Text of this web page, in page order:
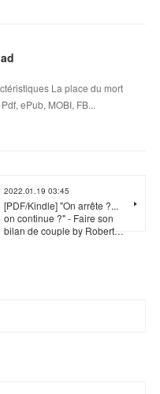
La place du mort
ePub, MOBI, FB...
2022.01.19 03:45
[PDF/Kindle] "On arrête ?...
on continue ?" - Faire son
bilan de couple by Robert…